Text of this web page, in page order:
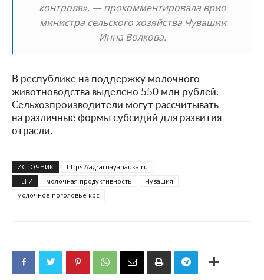
контроля», — прокомментировала врио
министра сельского хозяйства Чувашии
Инна Волкова.
В республике на поддержку молочного
животноводства выделено 550 млн рублей.
Сельхозпроизводители могут рассчитывать
на различные формы субсидий для развития
отрасли.
ИСТОЧНИК
https://agrarnayanauka.ru
ТЕГИ
молочная продуктивность
Чувашия
молочное поголовье крс